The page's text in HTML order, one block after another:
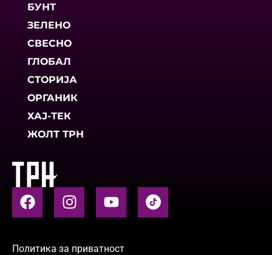
БУНТ
ЗЕЛЕНО
СВЕСНО
ГЛОБАЛ
СТОРИЈА
ОРГАНИК
ХАЈ-ТЕК
ЖОЛТ ТРН
Политика за приватност